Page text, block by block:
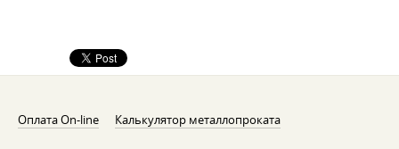
Оплата On-line Калькулятор металлопроката